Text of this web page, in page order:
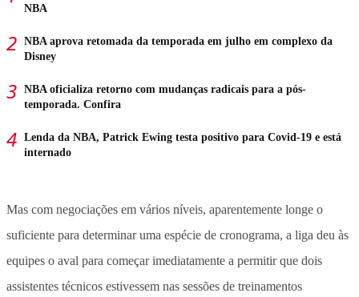
NBA
NBA aprova retomada da temporada em julho em complexo da
Disney
NBA oficializa retorno com mudanças radicais para a pós-
temporada. Confira
Lenda da NBA, Patrick Ewing testa positivo para Covid-19 e está
internado
Mas com negociações em vários níveis, aparentemente longe o
suficiente para determinar uma espécie de cronograma, a liga deu às
equipes o aval para começar imediatamente a permitir que dois
assistentes técnicos estivessem nas sessões de treinamentos